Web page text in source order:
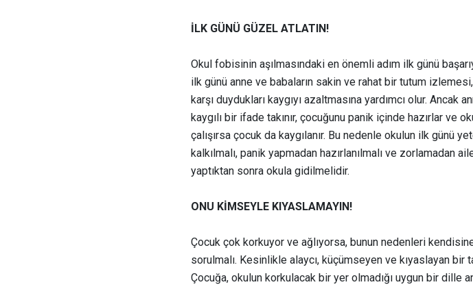
İLK GÜNÜ GÜZEL ATLATIN!
Okul fobisinin aşılmasındaki en önemli adım ilk günü
ilk günü anne ve babaların sakin ve rahat bir tutum
karşı duydukları kaygıyı azaltmasına yardımcı olur. Ancak
kaygılı bir ifade takınır, çocuğunu panik içinde hazırlar ve
çalışırsa çocuk da kaygılanır. Bu nedenle okulun ilk günü
kalkılmalı, panik yapmadan hazırlanılmalı ve zorlamadan
yaptıktan sonra okula gidilmelidir.
ONU KİMSEYLE KIYASLAMAYIN!
Çocuk çok korkuyor ve ağlıyorsa, bunun nedenleri
sorulmalı. Kesinlikle alaycı, küçümseyen ve kıyaslayan bir
Çocuğa, okulun korkulacak bir yer olmadığı uygun bir dille